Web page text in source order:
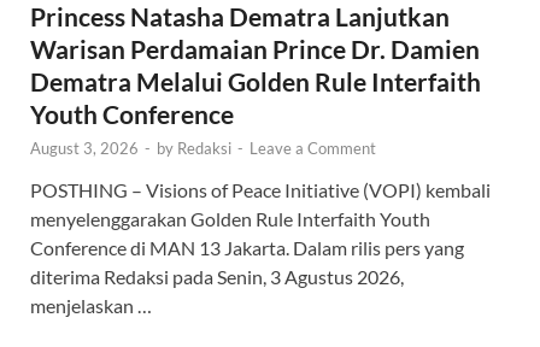
Princess Natasha Dematra Lanjutkan
Warisan Perdamaian Prince Dr. Damien
Dematra Melalui Golden Rule Interfaith
Youth Conference
August 3, 2026 - by Redaksi - Leave a Comment
POSTHING – Visions of Peace Initiative (VOPI) kembali
menyelenggarakan Golden Rule Interfaith Youth
Conference di MAN 13 Jakarta. Dalam rilis pers yang
diterima Redaksi pada Senin, 3 Agustus 2026,
menjelaskan …